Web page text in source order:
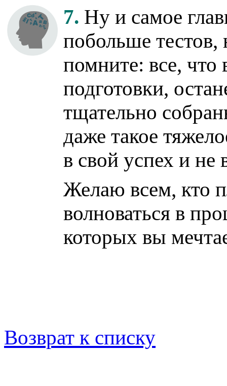
7. Ну и самое
побольше
помните: все, что
подготовки,
тщательно
даже такое
в свой успех и
Желаю всем, кто
волноваться в
которых вы
Возврат к списку